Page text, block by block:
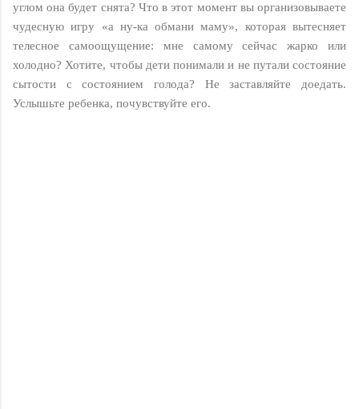
углом она будет снята? Что в этот момент вы организовываете
чудесную игру «а ну-ка обмани маму», которая вытесняет
телесное самоощущение: мне самому сейчас жарко или
холодно? Хотите, чтобы дети понимали и не путали состояние
сытости с состоянием голода? Не заставляйте доедать.
Услышьте ребенка, почувствуйте его.